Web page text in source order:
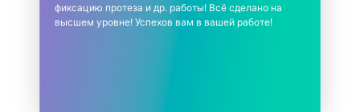
фиксацию протеза и др. работы! Всё сделано на
высшем уровне! Успехов вам в вашей работе!